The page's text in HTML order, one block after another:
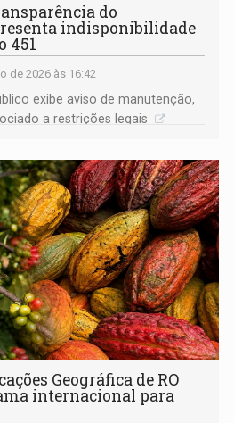
do
indisponibilidade
451
de 2026 às 16:42
exibe aviso de manutenção,
a restrições legais
Geográfica de RO
internacional para